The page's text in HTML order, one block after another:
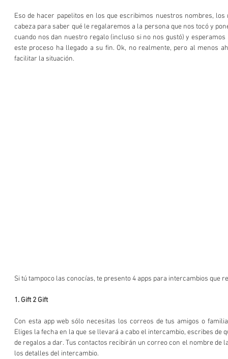
Eso de hacer papelitos en los que escribimos nuestros nombres,
cabeza para saber qué le regalaremos a la persona que nos tocó y
cuando nos dan nuestro regalo (incluso si no nos gustó) y
este proceso ha llegado a su fin. Ok, no realmente, pero al menos
facilitar la situación.
Si tú tampoco las conocías, te presento 4 apps para intercambios que
1. Gift 2 Gift
Con esta app web sólo necesitas los correos de tus amigos o
Eliges la fecha en la que se llevará a cabo el intercambio, escribes de
de regalos a dar. Tus contactos recibirán un correo con el nombre de
los detalles del intercambio.